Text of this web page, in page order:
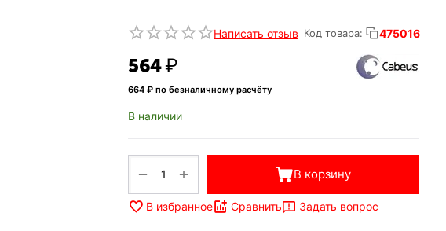
Написать отзыв Код товара: 475016
‍564‍₽
664 ₽ по безналичному расчёту
В наличии
+
− В корзину
В избранное Сравнить Задать вопрос